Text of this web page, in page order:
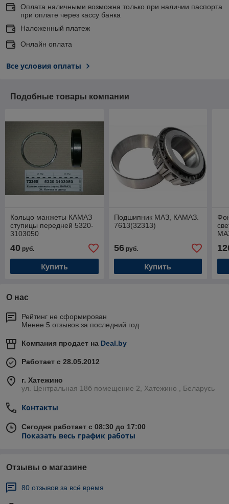
Оплата наличными возможна только при наличии паспорта
при оплате через кассу банка
Наложенный платеж
Онлайн оплата
Все условия оплаты
Подобные товары компании
Кольцо манжеты КАМАЗ
ступицы передней 5320-
3103050
40 руб.
Купить
Подшипник МАЗ, КАМАЗ.
7613(32313)
56руб.
Купить
О нас
Рейтинг не сформирован
Менее 5 отзывов за последний год
Компания продает на Deal.by
Работает с 28.05.2012
г. Хатежино
ул. Центральная 18б помещение 2, Хатежино , Беларусь
Контакты
Сегодня работает с 08:30 до 17:00
Показать весь график работы
Отзывы о магазине
80 отзывов за всё время